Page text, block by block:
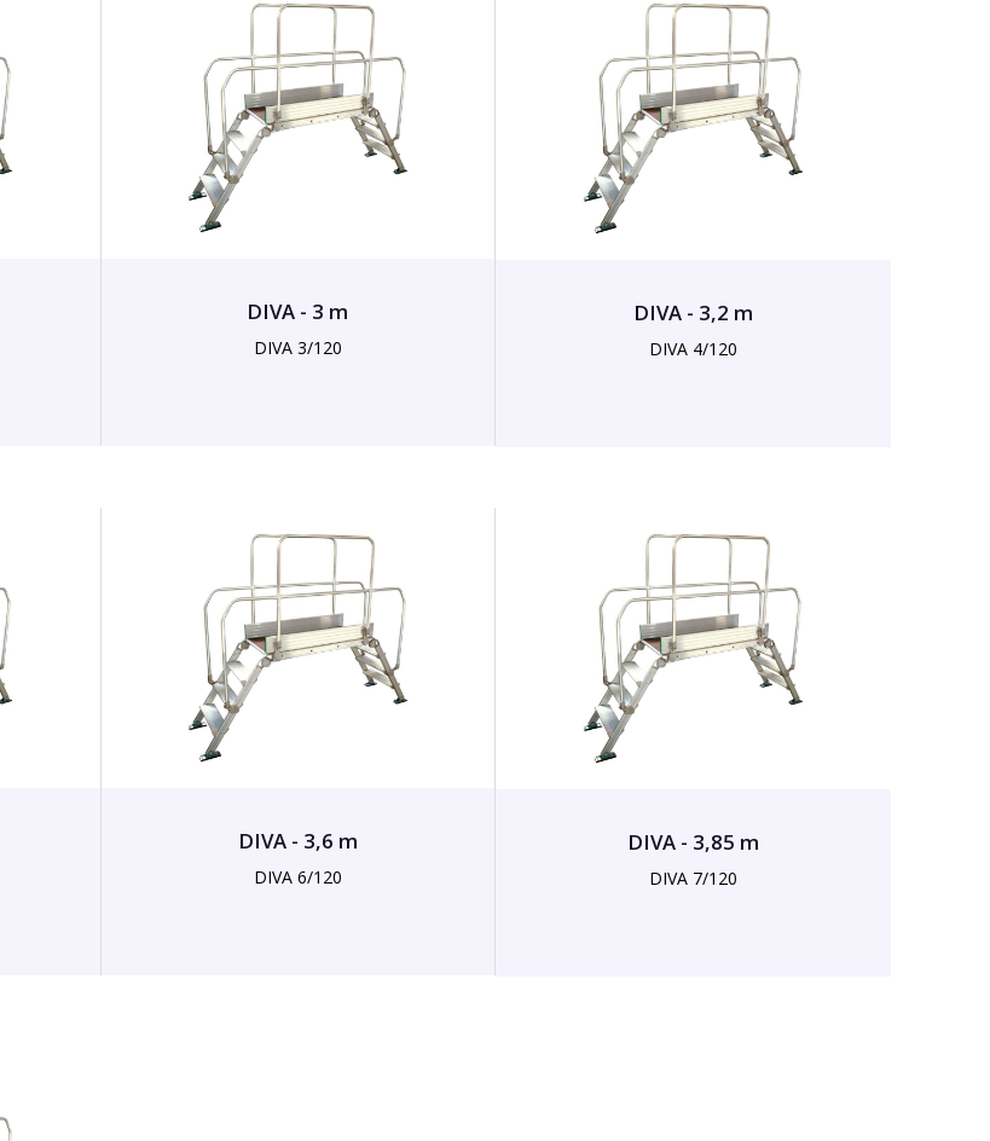
DIVA - 3 m
DIVA 3/120
DIVA - 3,2 m
DIVA 4/120
DIVA - 3,6 m
DIVA 6/120
DIVA - 3,85 m
DIVA 7/120